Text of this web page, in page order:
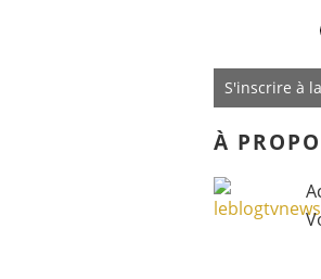
S'inscrire à
À